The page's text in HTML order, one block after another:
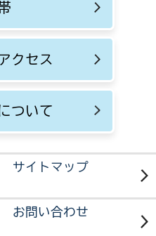
クセス
ついて
サイトマップ
お問い合わせ